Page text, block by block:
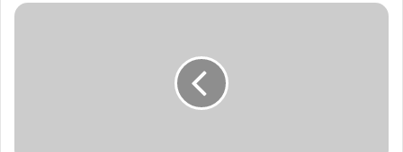
التقديم
"استعد